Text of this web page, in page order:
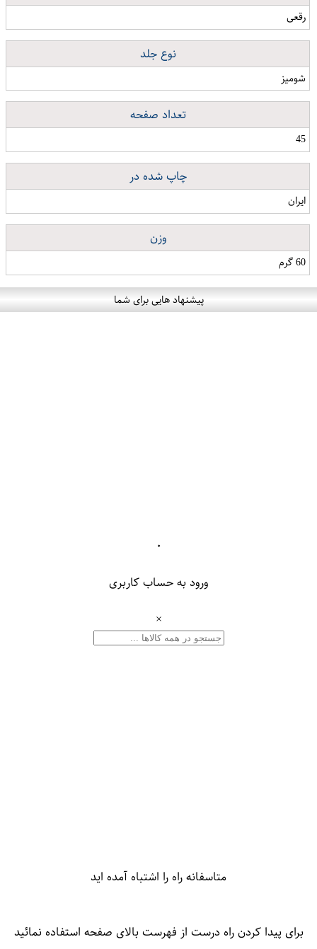
رقعی
نوع جلد
شومیز
تعداد صفحه
45
چاپ شده در
ایران
وزن
60 گرم
پیشنهاد هایی برای شما
۰
ورود به حساب کاربری
×
متاسفانه راه را اشتباه آمده اید
برای پیدا کردن راه درست از فهرست بالای صفحه استفاده نمائید